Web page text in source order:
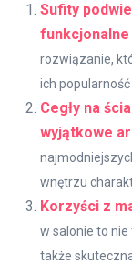
Sufity
rozwiązanie,
ich popularność
Cegły na
wyjątkowe
wnętrzu
Korzyści z
w salonie to
także